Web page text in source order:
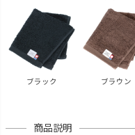
ブラック ブラウン
商品説明